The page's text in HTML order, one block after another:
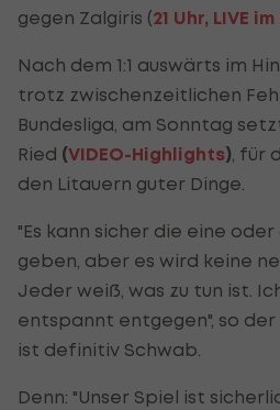
gegen Zalgiris (21 Uhr, LIVE
Nach dem 1:1 auswärts im
trotz zwischenzeitlichen
Bundesliga, am Sonntag
Ried (VIDEO-Highlights) , für
den Litauern guter Dinge.
"Es kann sicher die eine
geben, aber es wird keine
Jeder weiß, was zu tun ist.
entspannt entgegen", so
ist definitiv Schwab.
Denn: "Unser Spiel ist